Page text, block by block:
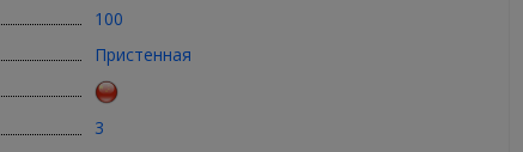
100
Пристенная
3